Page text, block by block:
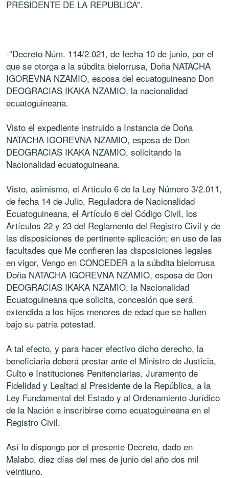
PRESIDENTE DE LA REPUBLICA”.
-“Decreto Núm. 114/2.021, de fecha 10 de junio, por el
que se otorga a la súbdita bielorrusa, Doña NATACHA
IGOREVNA NZAMIO, esposa del ecuatoguineano Don
DEOGRACIAS IKAKA NZAMIO, la nacionalidad
ecuatoguineana.
Visto el expediente instruido a Instancia de Doña
NATACHA IGOREVNA NZAMIO, esposa de Don
DEOGRACIAS IKAKA NZAMIO, solicitando la
Nacionalidad ecuatoguineana.
Visto, asimismo, el Articulo 6 de la Ley Número 3/2.011,
de fecha 14 de Julio, Reguladora de Nacionalidad
Ecuatoguineana, el Artículo 6 del Código Civil, los
Artículos 22 y 23 del Reglamento del Registro Civil y de
las disposiciones de pertinente aplicación; en uso de las
facultades que Me confieren las disposiciones legales
en vigor, Vengo en CONCEDER a la súbdita bielorrusa
Doña NATACHA IGOREVNA NZAMIO, esposa de Don
DEOGRACIAS IKAKA NZAMIO, la Nacionalidad
Ecuatoguineana que solicita, concesión que será
extendida a los hijos menores de edad que se hallen
bajo su patria potestad.
A tal efecto, y para hacer efectivo dicho derecho, la
beneficiaria deberá prestar ante el Ministro de Justicia,
Culto e Instituciones Penitenciarias, Juramento de
Fidelidad y Lealtad al Presidente de la República, a la
Ley Fundamental del Estado y al Ordenamiento Jurídico
de la Nación e inscribirse como ecuatoguineana en el
Registro Civil.
Así lo dispongo por el presente Decreto, dado en
Malabo, diez días del mes de junio del año dos mil
veintiuno.